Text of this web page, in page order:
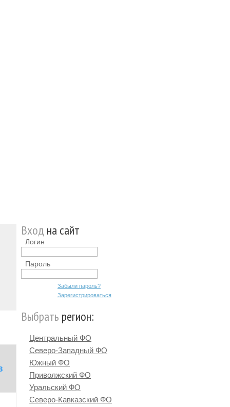
Вход на сайт
Логин
Пароль
Забыли пароль?
Зарегистрироваться
Выбрать регион:
Центральный ФО
Северо-Западный ФО
Южный ФО
Приволжский ФО
Уральский ФО
Северо-Кавказский ФО